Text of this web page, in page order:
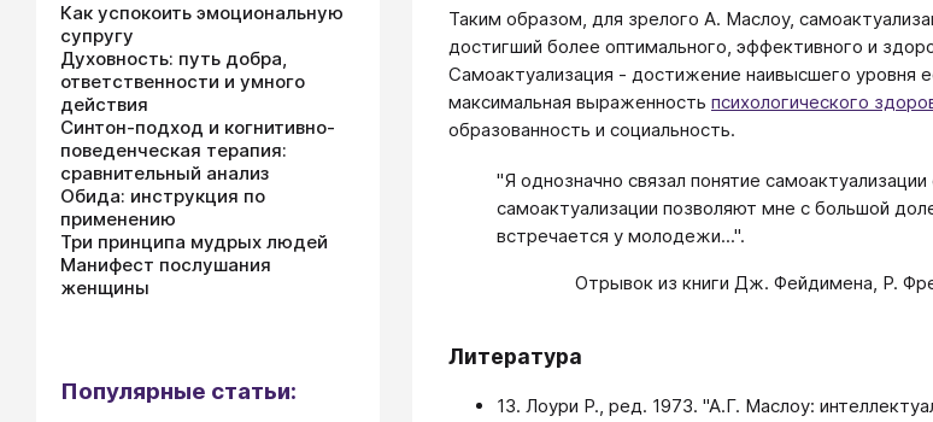
Таким образом, для зрелого А. Маслоу,
достигший более оптимального, эффективного и
Самоактуализация - достижение наивысшего уровня
максимальная выраженность психологического
образованность и социальность.
"Я однозначно связал понятие
самоактуализации позволяют мне с большой
встречается у молодежи...".
Отрывок из книги Дж. Фейдимена, Р.
Литература
13. Лоури Р., ред. 1973. "А.Г. Маслоу:
Как успокоить эмоциональную
супругу
Духовность: путь добра,
ответственности и умного
действия
Синтон-подход и когнитивно-
поведенческая терапия:
сравнительный анализ
Обида: инструкция по
применению
Три принципа мудрых людей
Манифест послушания
женщины
Популярные статьи: